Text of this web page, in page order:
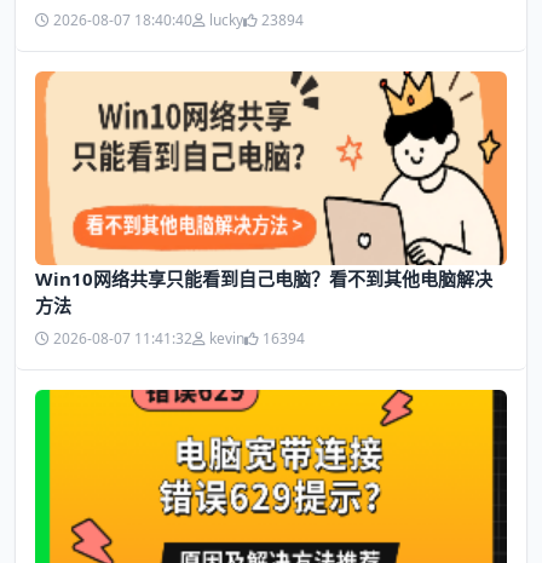
2026-08-07 18:40:40 lucky 23894
Win10网络共享只能看到自己电脑？看不到其他电脑解决
方法
2026-08-07 11:41:32 kevin 16394